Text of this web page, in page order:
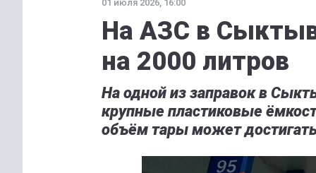
01 июля 2026, 16:00
На АЗС в
на 2000 литров
На одной из заправок в
крупные пластиковые
объём тары может